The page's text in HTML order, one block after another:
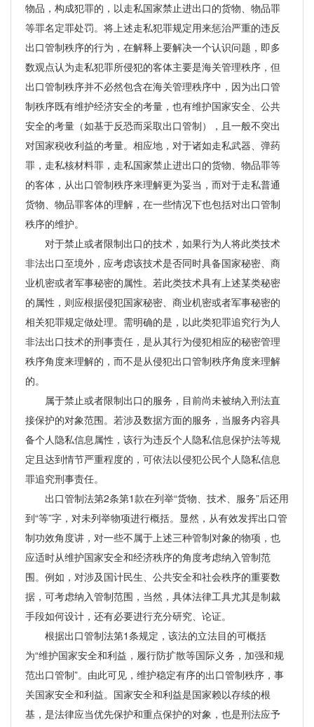
物品，构成犯罪的，以走私国家禁止进出口的货物、物品罪
等罪名定罪处罚。将上述走私犯罪规定用来惩治严重的违反
出口管制秩序的行为，在解释上要解决一个认识问题，即多
数观点认为走私犯罪所侵犯的客体主要是海关管理秩序，但
出口管制秩序并不必然包含在海关管理秩序中，因为出口管
制秩序既有维护经济安全的考量，也有维护国家安全、公共
安全的考量（如基于反恐而采取出口管制），且一般不突出
对国家税收利益的考量。相应地，对于诸如走私武器、弹药
罪，走私核材料罪，走私国家禁止进出口的货物、物品罪等
的客体，从出口管制秩序来理解更为妥当，而对于走私普通
货物、物品罪客体的理解，在一些情况下也包括对出口管制
秩序的维护。
对于禁止或者限制出口的技术，如果行为人将此类技术
非法出口至境外，应考虑该技术是否同时具备国家秘密、商
业机密或者军事秘密的属性。若此类技术具有上述某类秘密
的属性，则应根据侵犯国家秘密、商业机密或者军事秘密的
相关犯罪规定做处理。需明确的是，以此类犯罪追究行为人
非法出口技术的刑事责任，是从其行为侵犯相应的秘密管理
秩序角度来理解的，而不是从侵犯出口管制秩序角度来理解
的。
属于禁止或者限制出口的服务，目前尚未被纳入刑法直
接保护的对象范围。若涉及数据方面的服务，当服务内容具
备个人隐私信息属性，该行为违反个人隐私信息保护法等规
定且达到情节严重程度的，可依法以侵犯公民个人隐私信息
罪追究刑事责任。
出口管制法第2条第1款在列举“货物、技术、服务”后还用
到“等”字，对未列举物项进行概括。显然，从有效发挥出口管
制功效角度讲，对一些不属于上述三种管制对象的物项，也
应适时从维护国家安全和经济秩序的角度考虑纳入管制范
围。例如，对涉及国计民生、公共安全和社会秩序的重要数
据，可考虑纳入管制范围，当然，具体法律工具尤其是制裁
手段如何设计，还有必要进行充分研究、论证。
根据出口管制法第1条规定，该法的立法目的可概括
为“维护国家安全和利益，履行防扩散等国际义务，加强和规
范出口管制”。由此可见，维护稳定有序的出口管制秩序，事
关国家安全和利益。国家安全和利益是国家赖以存续的根
基，是法律应当优先保护和重点保护的对象，也是刑法应予